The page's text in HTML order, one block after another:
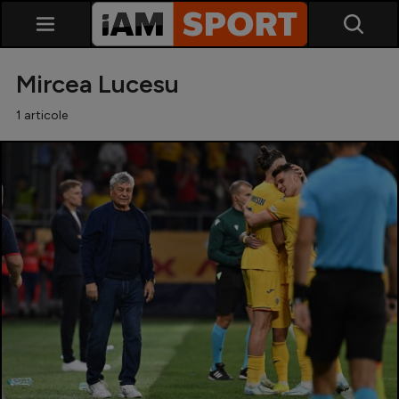
SuperLiga
Cupa României
Echipa Națională
U21
Mircea Lucesu
1 articole